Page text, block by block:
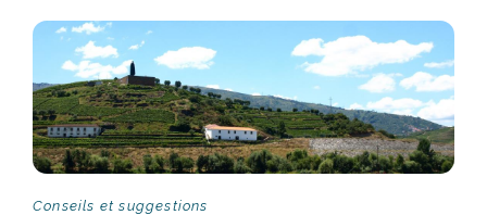
Conseils et suggestions